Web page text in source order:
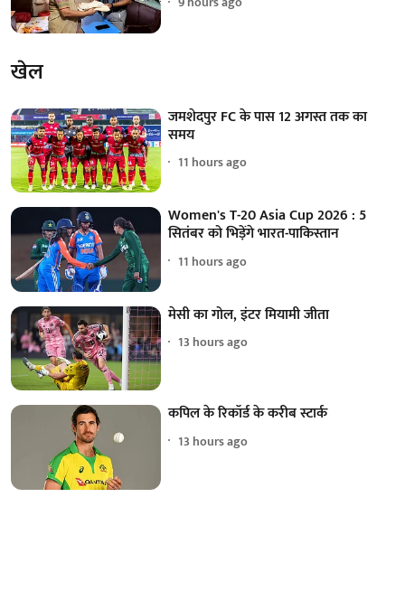
खेल
जमशेदपुर FC के पास 12 अगस्त तक का
समय
11 hours ago
Women's T-20 Asia Cup 2026 : 5
सितंबर को भिड़ेंगे भारत-पाकिस्तान
11 hours ago
मेसी का गोल, इंटर मियामी जीता
13 hours ago
कपिल के रिकॉर्ड के करीब स्टार्क
13 hours ago